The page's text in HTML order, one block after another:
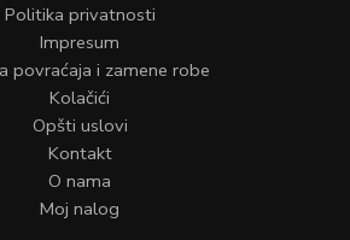
Politika privatnosti
Impresum
povraćaja i zamene robe
Kolačići
Opšti uslovi
Kontakt
O nama
Moj nalog